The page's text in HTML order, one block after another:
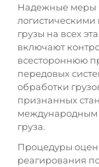
Надежные меры
грузы на всех
включают
всестороннюю
передовых
обработки
признанных
международным
груза.
Процедуры
реагирования